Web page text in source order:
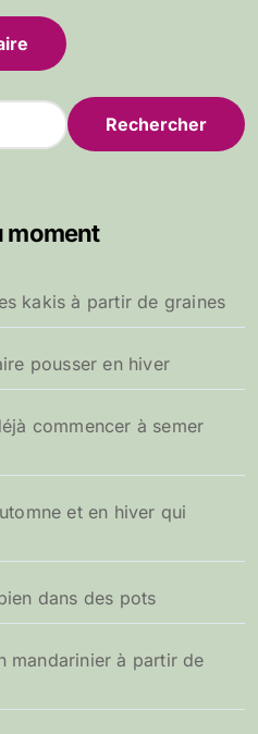
moment
kakis à partir de graines
pousser en hiver
commencer à semer
et en hiver qui
dans des pots
mandarinier à partir de